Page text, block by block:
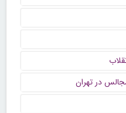
در تهران